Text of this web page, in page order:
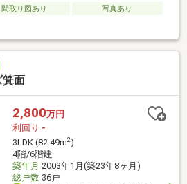
間取り図あり
写真あり
箕面
2,800万円
利回り -
3LDK (82.49m2)
4階/6階建
築年月 2003年1月(築23年8ヶ月)
総戸数36戸